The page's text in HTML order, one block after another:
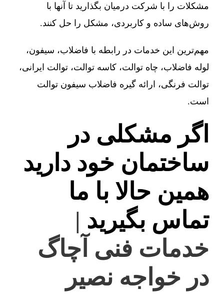
مشکلات را با شرکت درمیان بگذارید تا آنها با
روش‌های ساده و کاربردی، مشکل را حل کنند.
مهم‌ترین این خدمات در رابطه با فاضلاب، سیفون،
لوله فاضلاب، چاه توالت، کاسه توالت، توالت ایرانی،
توالت فرنگی، ارائه گیره فاضلاب سیفون توالت
است.
اگر مشکلی در
ساختمان خود دارید
همین حالا با ما
تماس بگیرید |
خدمات فنی آچاگ
در خواجه نصیر